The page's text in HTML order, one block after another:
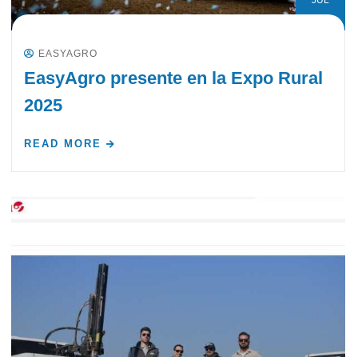
EASYAGRO
EasyAgro presente en la Expo Rural
2025
READ MORE